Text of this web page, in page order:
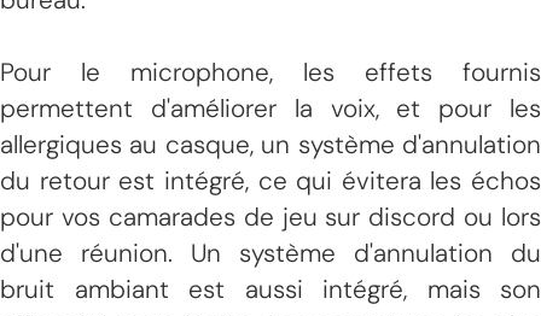
Pour le microphone, les effets fournis
permettent d'améliorer la voix, et pour les
allergiques au casque, un système d'annulation
du retour est intégré, ce qui évitera les échos
pour vos camarades de jeu sur discord ou lors
d'une réunion. Un système d'annulation du
bruit ambiant est aussi intégré, mais son